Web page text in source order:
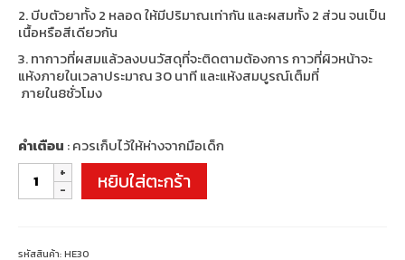
2. บีบตัวยาทั้ง 2 หลอด ให้มีปริมาณเท่ากัน และผสมทั้ง 2 ส่วน จนเป็น
เนื้อหรือสีเดียวกัน
3. ทากาวที่ผสมแล้วลงบนวัสดุที่จะติดตามต้องการ กาวที่ผิวหน้าจะ
แห้งภายในเวลาประมาณ 30 นาที และแห้งสมบูรณ์เต็มที่
ภายใน8ชั่วโมง
คำเตือน : ควรเก็บไว้ให้ห่างจากมือเด็ก
จำนวน
Hardex
3Ton
หยิบใส่ตะกร้า
รหัสสินค้า:HE30